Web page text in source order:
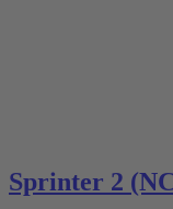
Sprinter 2